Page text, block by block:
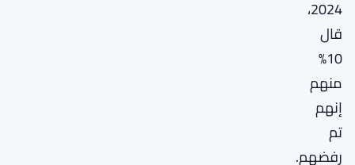
2024،
قال
10%
منهم
إنهم
تم
رفضهم.